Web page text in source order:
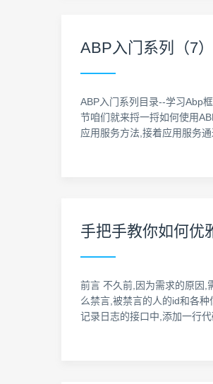
ABP入门系列（7
ABP入门系列目录--学习Abp
节咱们就来捋一捋如何使用
应用服务方法,接着应用服务
手把手教你如何优
前言 不久前,因为需求的原因,
么禁言,被禁言的人的id和各
记录日志的接口中,添加一行